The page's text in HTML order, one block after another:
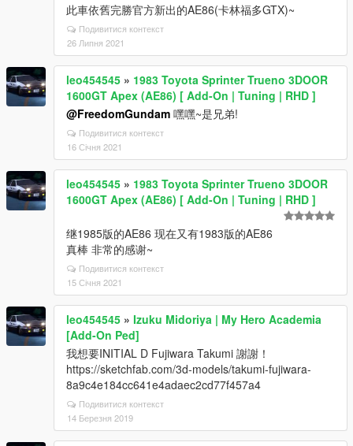
此車依舊完勝官方新出的AE86(卡林福多GTX)~
Подивитися контекст
26 Липня 2021
leo454545 » 1983 Toyota Sprinter Trueno 3DOOR
1600GT Apex (AE86) [ Add-On | Tuning | RHD ]
@FreedomGundam 嘿嘿~是兄弟!
Подивитися контекст
16 Січня 2021
leo454545 » 1983 Toyota Sprinter Trueno 3DOOR
1600GT Apex (AE86) [ Add-On | Tuning | RHD ]
继1985版的AE86 现在又有1983版的AE86
真棒 非常的感谢~
Подивитися контекст
15 Січня 2021
leo454545 » Izuku Midoriya | My Hero Academia
[Add-On Ped]
我想要INITIAL D Fujiwara Takumi 謝謝！
https://sketchfab.com/3d-models/takumi-fujiwara-
8a9c4e184cc641e4adaec2cd77f457a4
Подивитися контекст
14 Березня 2019